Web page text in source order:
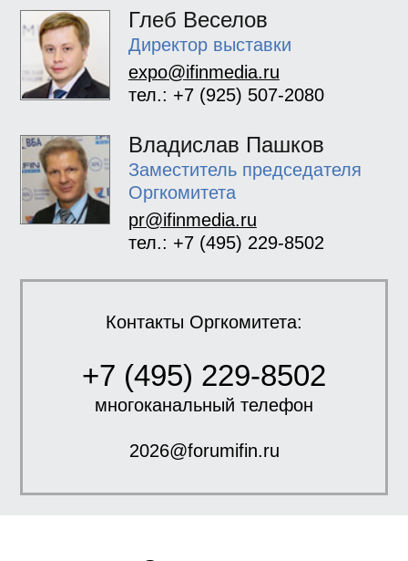
Глеб Веселов
Директор выставки
expo@ifinmedia.ru
тел.: +7 (925) 507-2080
Владислав Пашков
Заместитель председателя
Оргкомитета
pr@ifinmedia.ru
тел.: +7 (495) 229-8502
Контакты Оргкомитета:
+7 (495) 229-8502
многоканальный телефон
2026@forumifin.ru